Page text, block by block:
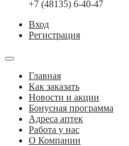
+7 (48135) 6-40-47
Вход
Регистрация
Главная
Как заказать
Новости и акции
Бонусная программа
Адреса аптек
Работа у нас
О Компании